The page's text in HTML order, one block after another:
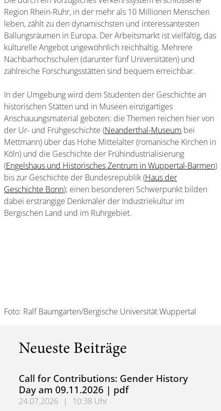
Region Rhein-Ruhr, in der mehr als 10 Millionen Menschen
leben, zählt zu den dynamischsten und interessantesten
Ballungsräumen in Europa. Der Arbeitsmarkt ist vielfältig, das
kulturelle Angebot ungewöhnlich reichhaltig. Mehrere
Nachbarhochschulen (darunter fünf Universitäten) und
zahlreiche Forschungsstätten sind bequem erreichbar.
In der Umgebung wird dem Studenten der Geschichte an
historischen Stätten und in Museen einzigartiges
Anschauungsmaterial geboten: die Themen reichen hier von
der Ur- und Frühgeschichte (Neanderthal-Museum bei
Mettmann) über das Hohe Mittelalter (romanische Kirchen in
Köln) und die Geschichte der Frühindustrialisierung
(Engelshaus und Historisches Zentrum in Wuppertal-Barmen)
bis zur Geschichte der Bundesrepublik (Haus der
Geschichte Bonn); einen besonderen Schwerpunkt bilden
dabei erstrangige Denkmäler der Industriekultur im
Bergischen Land und im Ruhrgebiet.
Foto: Ralf Baumgarten/Bergische Universität Wuppertal
Neueste Beiträge
Call for Contributions: Gender History
Day am 09.11.2026 | pdf
24.07.2026 |
10:38 Uhr